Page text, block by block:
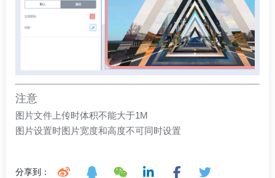
注意
图片文件上传时体积不能大于1M
图片设置时图片宽度和高度不可同时设置
分享到：